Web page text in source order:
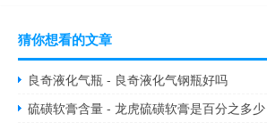
猜你想看的文章
良奇液化气瓶 - 良奇液化气钢瓶好吗
硫磺软膏含量 - 龙虎硫磺软膏是百分之多少